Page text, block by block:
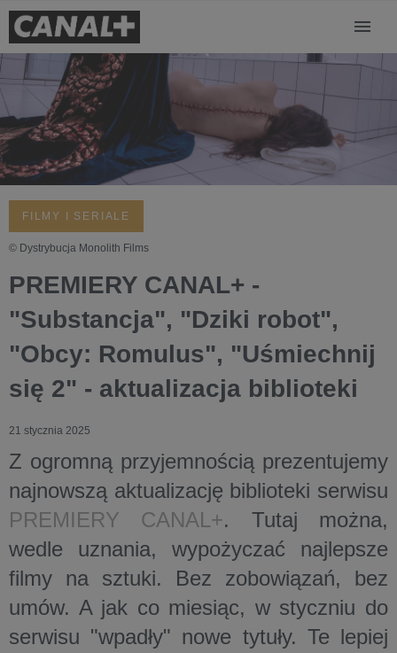
FILMY I SERIALE
© Dystrybucja Monolith Films
PREMIERY CANAL+ -
"Substancja", "Dziki robot",
"Obcy: Romulus", "Uśmiechnij
się 2" - aktualizacja biblioteki
21 stycznia 2025
Z ogromną przyjemnością prezentujemy
najnowszą aktualizację biblioteki serwisu
PREMIERY CANAL+. Tutaj można,
wedle uznania, wypożyczać najlepsze
filmy na sztuki. Bez zobowiązań, bez
umów. A jak co miesiąc, w styczniu do
serwisu "wpadły" nowe tytuły. Te lepiej